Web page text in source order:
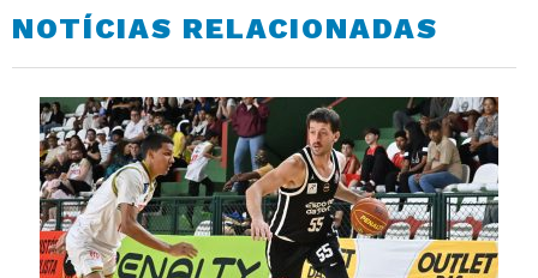
NOTÍCIAS RELACIONADAS